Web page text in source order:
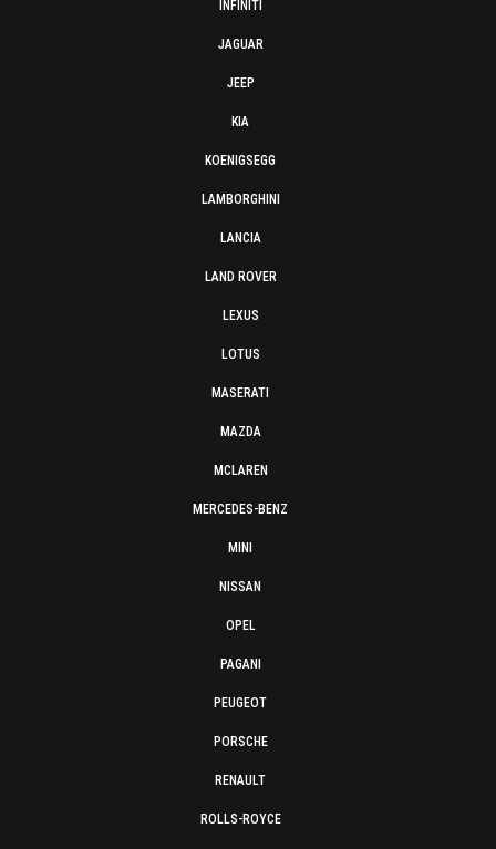
INFINITI
JAGUAR
JEEP
KIA
KOENIGSEGG
LAMBORGHINI
LANCIA
LAND ROVER
LEXUS
LOTUS
MASERATI
MAZDA
MCLAREN
MERCEDES-BENZ
MINI
NISSAN
OPEL
PAGANI
PEUGEOT
PORSCHE
RENAULT
ROLLS-ROYCE